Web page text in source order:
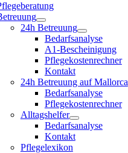
24h Betreuung
Bedarfsanalyse
A1-Bescheinigung
Pflegekostenrechner
Kontakt
24h Betreuung auf Mallorca
Bedarfsanalyse
Pflegekostenrechner
Alltagshelfer
Bedarfsanalyse
Kontakt
Pflegelexikon